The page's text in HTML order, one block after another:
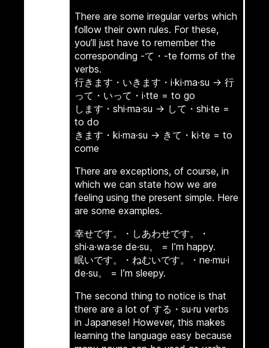
There are some irregular verbs which
follow their own rules. For these,
you’ll just have to remember the
corresponding -て・-te forms of the
verbs.
行きます・いきます・i·ki·ma·su → 行
って・いって・i·tte = to go
します・shi·ma·su → して・shi·te =
to do
きます・ki·ma·su → きて・ki·te = to
come
There are exceptions, of course, in
which we can state how we are
feeling using the present simple. Here
are some examples.
幸せです。・しあわせです。・
shi·a·wa·se de·su。 = I’m happy.
眠いです。・ねむいです。・ne·mu·i
de·su。 = I’m sleepy.
The second thing to notice is that
there are a lot of する・su·ru verbs
in Japanese! However, this makes
learning the language easy because